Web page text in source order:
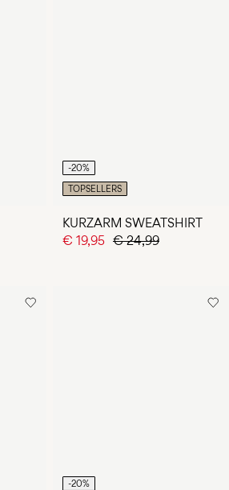
-20%
TOPSELLERS
KURZARM SWEATSHIRT
€ 19,95 € 24,99
-20%